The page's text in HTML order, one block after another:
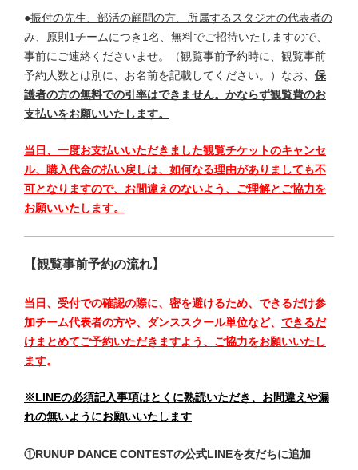
●振付の先生、部活の顧問の方、所属するスタジオの代表者の
み、原則1チームにつき1名、無料でご招待いたしますので、
事前にご連絡くださいませ。（観覧事前予約時に、観覧事前
予約人数とは別に、お名前を記載してください。）なお、 保
護者の方の無料での引率はできません。かならず観覧費のお
支払いをお願いいたします。
当日、一度お支払いいただきました観覧チケットのキャンセ
ル、購入代金の払い戻しは、如何なる理由がありましても不
可となりますので、お間違えのないよう、ご理解とご協力を
お願いいたします。
【観覧事前予約の流れ】
当日、受付での確認の際に、密を避けるため、できるだけ参
加チーム代表者の方や、ダンススクール単位など、 できるだ
けまとめてご予約いただきますよう、ご協力をお願いいたし
ます。
※LINEの必須記入事項はとくに熟読いただき、お間違えや漏
れの無いようにお願いいたします
①RUNUP DANCE CONTESTの公式LINEを友だちに追加